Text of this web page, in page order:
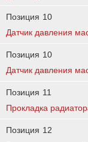
Позиция 10
Датчик давления
Позиция 10
Датчик давления
Позиция 11
Прокладка
Позиция 12